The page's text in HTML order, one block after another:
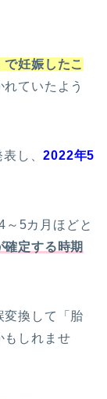
妊娠したこ
ていたよう
表し、2022年5
5カ月ほどと
定する時期
変換して「胎
もしれませ